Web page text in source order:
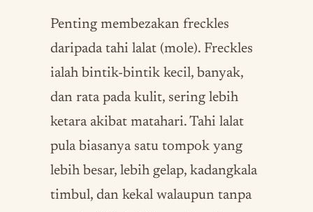
Penting membezakan freckles
daripada tahi lalat (mole). Freckles
ialah bintik-bintik kecil, banyak,
dan rata pada kulit, sering lebih
ketara akibat matahari. Tahi lalat
pula biasanya satu tompok yang
lebih besar, lebih gelap, kadangkala
timbul, dan kekal walaupun tanpa